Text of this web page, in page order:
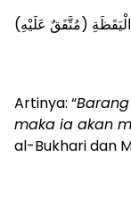
Artinya: “
maka ia akan
al-Bukhari dan